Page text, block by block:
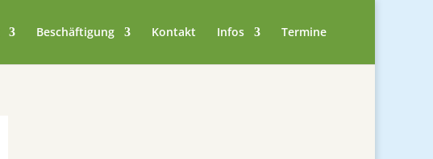
Beschäftigung Kontakt Infos Termine